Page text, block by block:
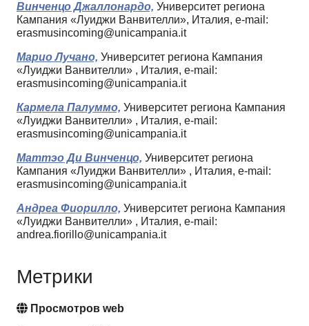
Винченцо Джаллонардо, Университет региона
Кампания «Луиджи Ванвителли», Италия, e-mail:
erasmusincoming@unicampania.it
Марио Лучано, Университет региона Кампания
«Луиджи Ванвителли» , Италия, e-mail:
erasmusincoming@unicampania.it
Кармела Палуммо, Университет региона Кампания
«Луиджи Ванвителли» , Италия, e-mail:
erasmusincoming@unicampania.it
Маттэо Ди Винченцо, Университет региона
Кампания «Луиджи Ванвителли» , Италия, e-mail:
erasmusincoming@unicampania.it
Андреа Фиорилло, Университет региона Кампания
«Луиджи Ванвителли» , Италия, e-mail:
andrea.fiorillo@unicampania.it
Метрики
Просмотров web